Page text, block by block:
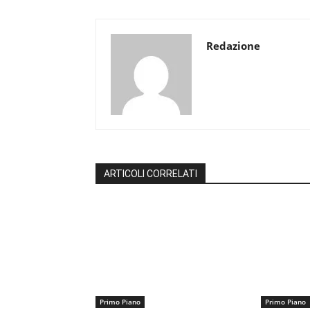
Redazione
ARTICOLI CORRELATI
Primo Piano Primo Piano